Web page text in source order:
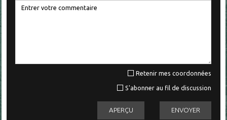
Retenir mes coordonnées
S'abonner au fil de discussion